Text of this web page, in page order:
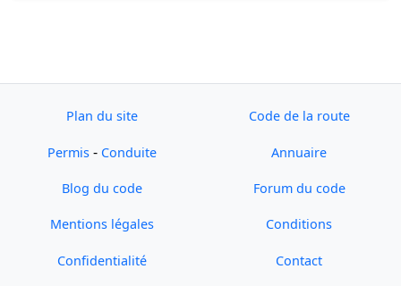
Plan du site Code de la route
Permis - Conduite Annuaire
Blog du code Forum du code
Mentions légales Conditions
Confidentialité Contact